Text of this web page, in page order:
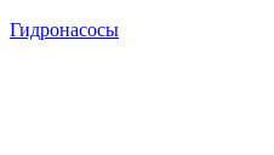
Гидронасосы